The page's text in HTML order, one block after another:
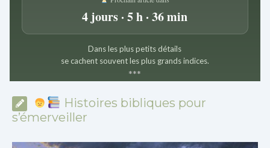
4 jours · 5 h · 36 min
Dans les plus petits détails
se cachent souvent les plus grands indices.
***
Histoires bibliques pour
s’émerveiller